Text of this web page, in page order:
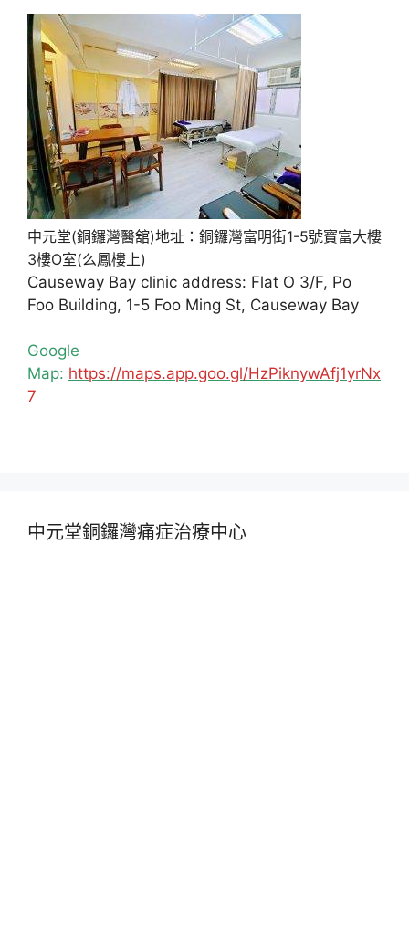
中元堂(銅鑼灣醫舘)地址：銅鑼灣富明街1-5號寶富大樓
3樓O室(么鳳樓上)
Causeway Bay clinic address: Flat O 3/F, Po
Foo Building, 1-5 Foo Ming St, Causeway Bay
Google
Map: https://maps.app.goo.gl/HzPiknywAfj1yrNx
7
中元堂銅鑼灣痛症治療中心